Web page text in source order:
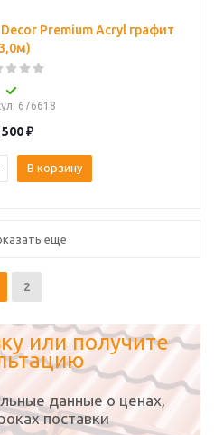
Premium Acryl графит
: 676618
500₽
В корзину
еще
2
или получите
данные о ценах,
поставки